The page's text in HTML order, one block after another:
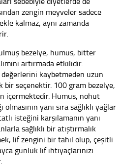
zengin meyveler sadece
kalmaz, aynı zamanda
bezelye, humus, bitter
artırmada etkilidir.
kaybetmeden uzun
seçenektir. 100 gram bezelye,
içermektedir. Humus, nohut
yanı sıra sağlıklı yağlar
isteğini karşılamanın yanı
sağlıklı bir atıştırmalık
lif zengini bir tahıl olup, çeşitli
günlük lif ihtiyaçlarınızı